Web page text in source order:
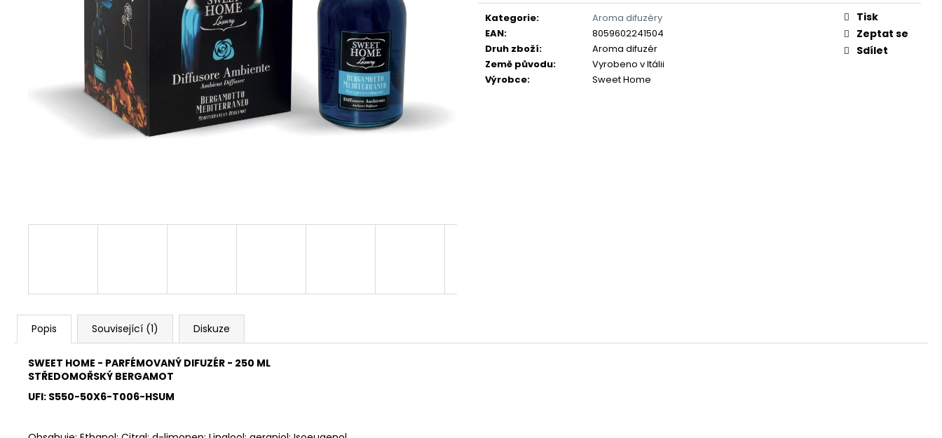
cena:
Kategorie:
Aroma difuzéry
EAN:
8059602241504
Druh zboží:
Aroma difuzér
Země původu:
Vyrobeno v Itálii
Výrobce: Sweet Home
Tisk
Zeptat se
Sdílet
Popis Související (1) Diskuze
SWEET HOME - PARFÉMOVANÝ DIFUZÉR - 250 ML
STŘEDOMOŘSKÝ BERGAMOT
UFI: S550-50X6-T006-HSUM